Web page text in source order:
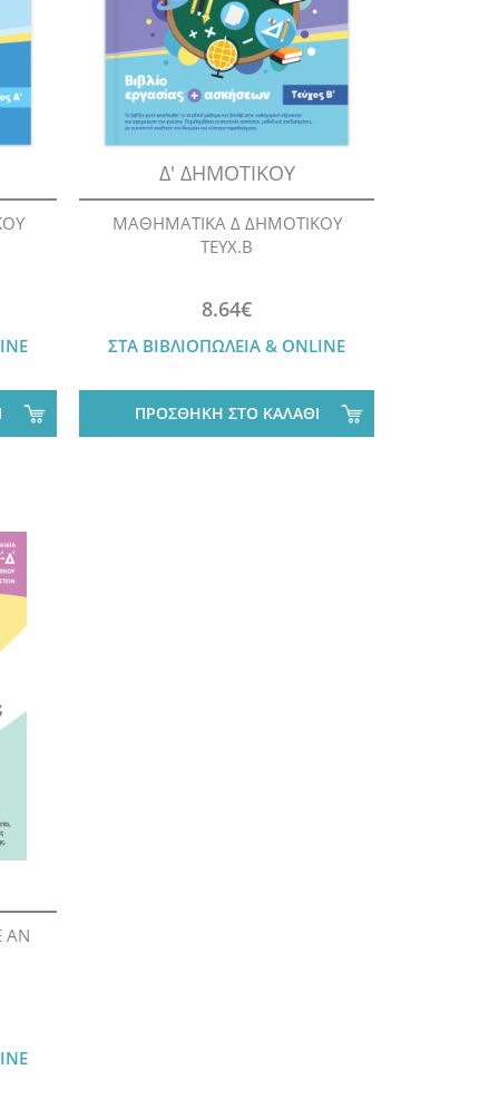
Δ' ΔΗΜΟΤΙΚΟΥ
ΜΑΘΗΜΑΤΙΚΑ Δ ΔΗΜΟΤΙΚΟΥ
ΤΕΥΧ.Β
8.64€
ΣΤΑ ΒΙΒΛΙΟΠΩΛΕΙΑ & ONLINE
ΠΡΟΣΘΗΚΗ ΣΤΟ ΚΑΛΑΘΙ
ΑΝ